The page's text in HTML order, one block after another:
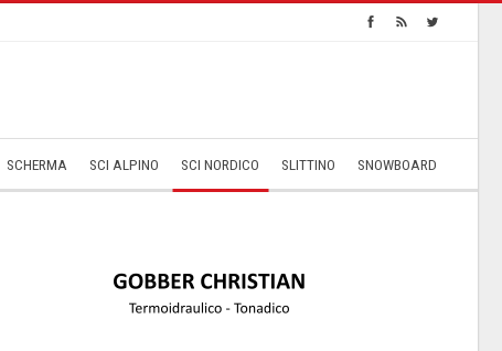
SCHERMA SCI ALPINO SCI NORDICO SLITTINO SNOWBOARD